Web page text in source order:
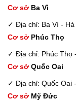
Cơ sở Ba Vì
✓ Địa chỉ: Ba Vì - Hà
Cơ sở Phúc Thọ
✓ Địa chỉ: Phúc Thọ
Cơ sở Quốc Oai
✓ Địa chỉ: Quốc Oai
Cơ sở Mỹ Đức